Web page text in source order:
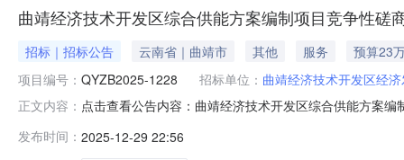
曲靖经济技术开发区综合供能方案编制项目竞争性磋
招标｜招标公告 云南省｜曲靖市 其他 服务
预算23
项目编号： QYZB2025-1228 招标单位： 曲靖经济技术开发区经
正文内容： 点击查看公告内容：曲靖经济技术开发区综合供能方案
发布时间： 2025-12-29 22:56